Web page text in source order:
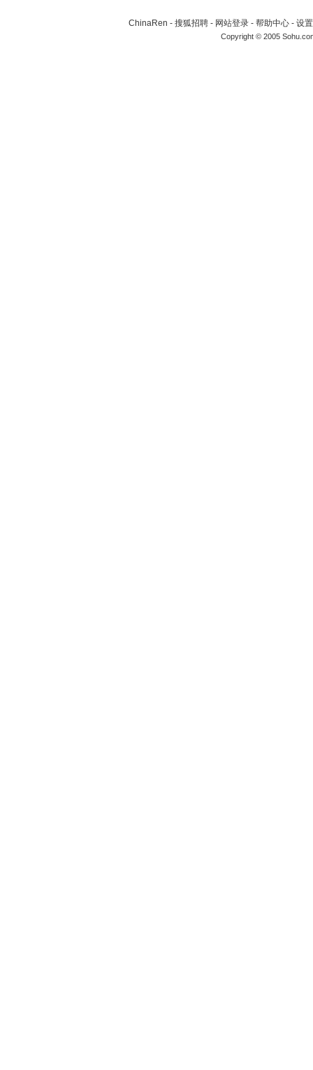
ChinaRen - 搜狐招聘 - 网站登录 - 帮助中心 - 设
Copyright © 2005